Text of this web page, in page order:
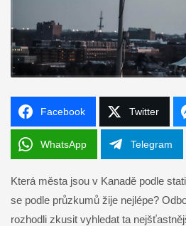
Facebook Twitter
WhatsApp Telegram
Která města jsou v Kanadě podle
se podle průzkumů žije nejlépe?
rozhodli zkusit vyhledat ta